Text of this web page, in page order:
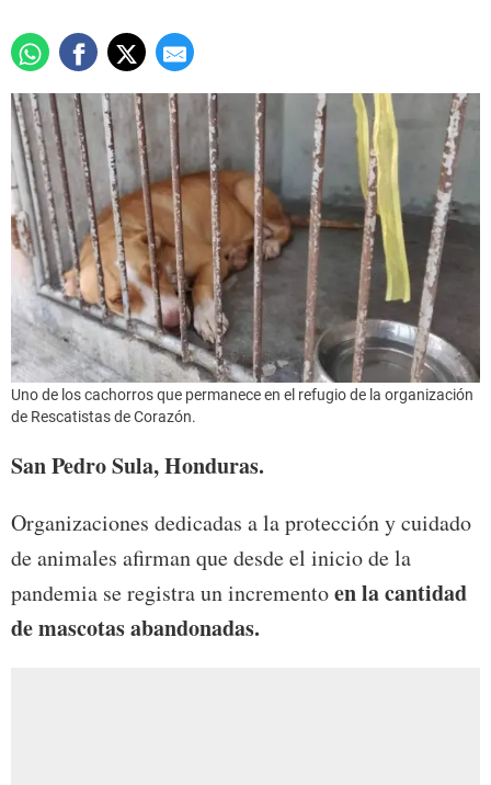
Uno de los cachorros que permanece en el refugio de la organización
de Rescatistas de Corazón.
San Pedro Sula, Honduras.
Organizaciones dedicadas a la protección y cuidado
de animales afirman que desde el inicio de la
pandemia se registra un incrementoen la cantidad
de mascotas abandonadas.